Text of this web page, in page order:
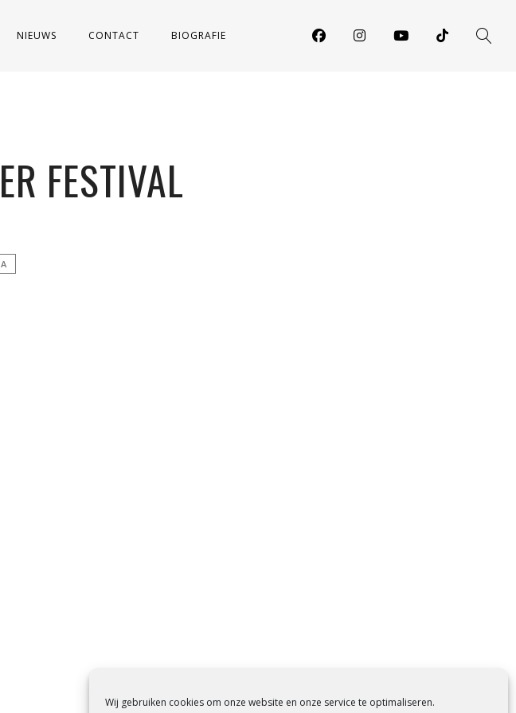
Wij gebruiken cookies om onze website en onze service te optimaliseren.
NIEUWS CONTACT BIOGRAFIE
FESTIVAL